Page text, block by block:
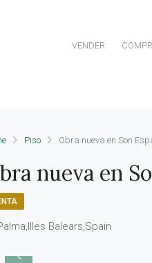
VENDER
Piso Obra nueva en Son
nueva en
Balears,Spain